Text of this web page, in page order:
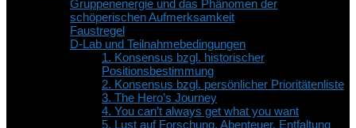
Gruppenenergie und das Phänomen der
schöperischen Aufmerksamkeit
Faustregel
D-Lab und Teilnahmebedingungen
1. Konsensus bzgl. historischer
Positionsbestimmung
2. Konsensus bzgl. persönlicher Prioritätenliste
3. The Hero’s Journey
4. You can’t always get what you want
5. Lust auf Forschung, Abenteuer, Entfaltung